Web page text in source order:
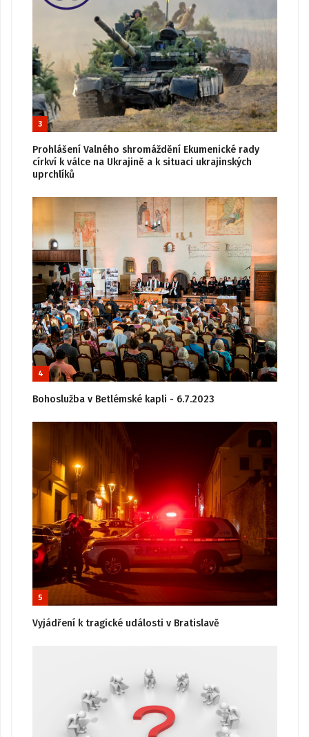
3
Prohlášení Valného shromáždění Ekumenické rady
církví k válce na Ukrajině a k situaci ukrajinských
uprchlíků
4
Bohoslužba v Betlémské kapli - 6.7.2023
5
Vyjádření k tragické události v Bratislavě